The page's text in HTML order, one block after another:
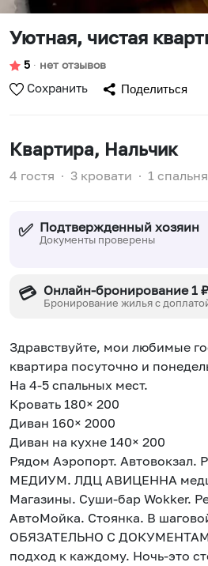
Уютная, чистая
5 ∙ нет отзывов
Сохранить Поделиться
Квартира, Нальчик
4 гостя ∙ 3 кровати ∙ 1 спальня
✅ Подтвержденный хозяин
Документы проверены
💳 Онлайн-бронирование 1 ₽
Бронирование жилья с
Здравствуйте, мои любимые
кваpтиpа посуточно и
На 4-5 спальных мест.
Кровать 180× 200
Диван 160× 2000
Диван на кухне 140× 200
Рядом Аэропорт. Автовокзал.
МЕДИУМ. ЛДЦ АВИЦЕННА
Магазины. Суши-бар Wokker.
АвтоМойка. Стоянка. В
ОБЯЗАТЕЛЬНО С
подxод к каждoму. Ночь-это